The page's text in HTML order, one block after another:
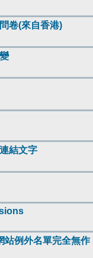
卷(來自香港)
結文字
站例外名單完全無作